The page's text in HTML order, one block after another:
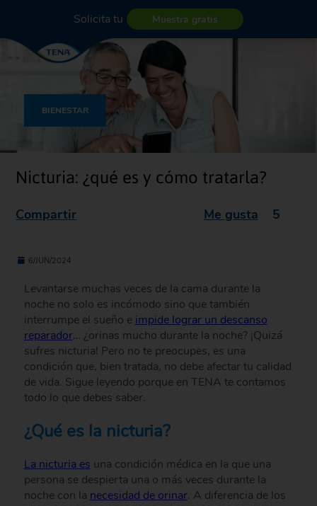
Solicita tu Muestra gratis
BIENESTAR
Nicturia: ¿qué es y cómo tratarla?
Compartir Me gusta 5
6/JUN/2024
Levantarse muchas veces de la cama durante la
noche no solo es incómodo sino que también
interrumpe el sueño e impide lograr un descanso
reparador… ¿orinas mucho durante la noche? ¡Quizá
sufres nicturia! Pero no te preocupes, es una
condición que, bien tratada, no debe afectar tu calidad
de vida. Sigue leyendo porque en TENA te contamos
todo lo que debes saber.
¿Qué es la nicturia?
La nicturia es una condición médica en la que una
persona se despierta una o más veces durante la
noche con la necesidad de orinar. A diferencia de los